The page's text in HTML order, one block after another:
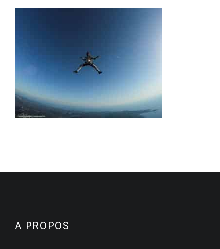
A PROPOS